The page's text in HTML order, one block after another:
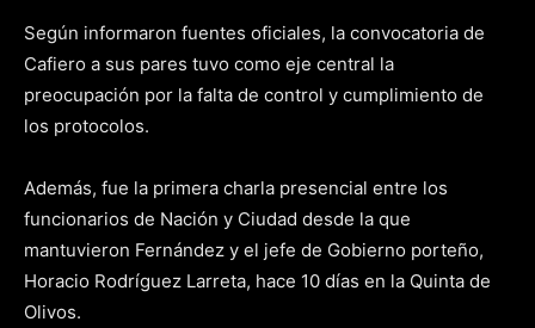
Según informaron fuentes oficiales, la convocatoria de
Cafiero a sus pares tuvo como eje central la
preocupación por la falta de control y cumplimiento de
los protocolos.
Además, fue la primera charla presencial entre los
funcionarios de Nación y Ciudad desde la que
mantuvieron Fernández y el jefe de Gobierno porteño,
Horacio Rodríguez Larreta, hace 10 días en la Quinta de
Olivos.